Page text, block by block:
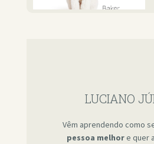
LUCIANO
Vêm aprendendo como
pessoa melhore quer